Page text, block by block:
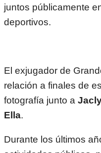
juntos públicamente
deportivos.
El exjugador de
relación a finales de
fotografía junto a
Ella.
Durante los últimos